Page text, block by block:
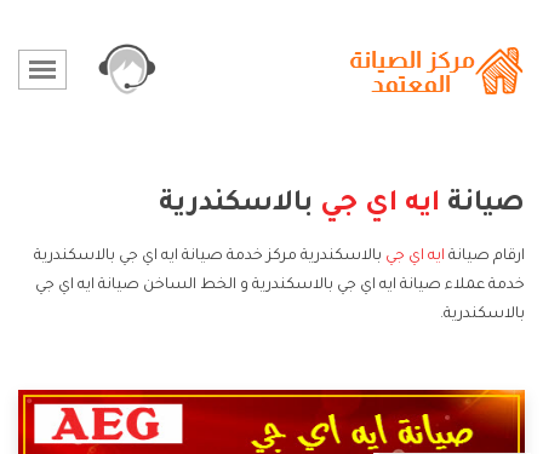
صيانة ايه اي جي بالاسكندرية
ارقام صيانة ايه اي جي بالاسكندرية مركز خدمة صيانة ايه اي جي بالاسكندرية
خدمة عملاء صيانة ايه اي جي بالاسكندرية و الخط الساخن صيانة ايه اي جي
بالاسكندرية.